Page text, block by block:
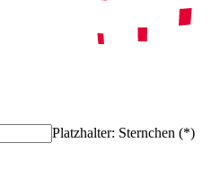
Platzhalter: Sternchen (*)